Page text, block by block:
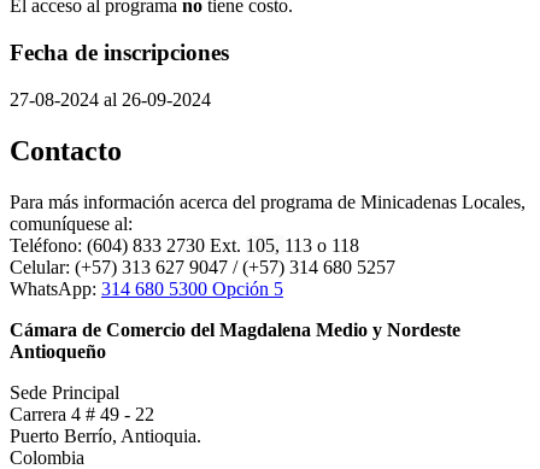
El acceso al programa no tiene costo.
Fecha de inscripciones
27-08-2024 al 26-09-2024
Contacto
Para más información acerca del programa de Minicadenas Locales,
comuníquese al:
Teléfono: (604) 833 2730 Ext. 105, 113 o 118
Celular: (+57) 313 627 9047 / (+57) 314 680 5257
WhatsApp: 314 680 5300 Opción 5
Cámara de Comercio del Magdalena Medio y Nordeste
Antioqueño
Sede Principal
Carrera 4 # 49 - 22
Puerto Berrío, Antioquia.
Colombia